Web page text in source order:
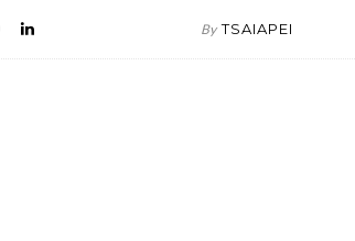
By TSAIAPEI